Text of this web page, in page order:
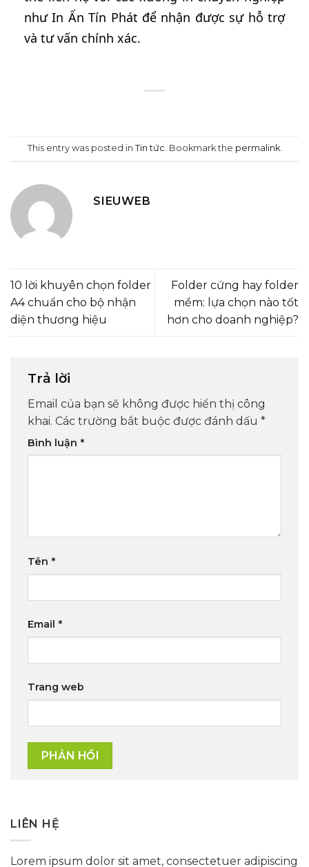
như In Ấn Tín Phát để nhận được sự hỗ trợ
và tư vấn chính xác.
This entry was posted in Tin tức. Bookmark the permalink.
SIEUWEB
10 lời khuyên chọn folder
A4 chuẩn cho bộ nhận
diện thương hiệu
Folder cứng hay folder
mềm: lựa chọn nào tốt
hơn cho doanh nghiệp?
Trả lời
Email của bạn sẽ không được hiển thị công
khai. Các trường bắt buộc được đánh dấu *
Bình luận *
Tên *
Email *
Trang web
LIÊN HỆ
Lorem ipsum dolor sit amet, consectetuer adipiscing